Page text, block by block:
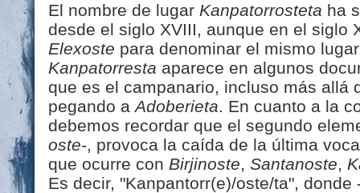
El nombre de lugar Kanpatorrosteta ha
desde el siglo XVIII, aunque en el siglo
Elexoste para denominar el mismo
Kanpatorresta aparece en algunos
que es el campanario, incluso más allá
pegando aAdoberieta. En cuanto a la
debemos recordar que el segundo
oste-, provoca la caída de la última
que ocurre con Birjinoste, Santanoste,
Es decir, "Kanpantorr(e)/oste/ta", donde